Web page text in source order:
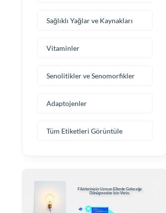
Sağlıklı Yağlar ve Kaynakları
Vitaminler
Senolitikler ve Senomorfikler
Adaptojenler
Tüm Etiketleri Görüntüle
Fikirlerinizin Uzman Ellerde Geleceğe
Dönüşmesine İzin Verin.